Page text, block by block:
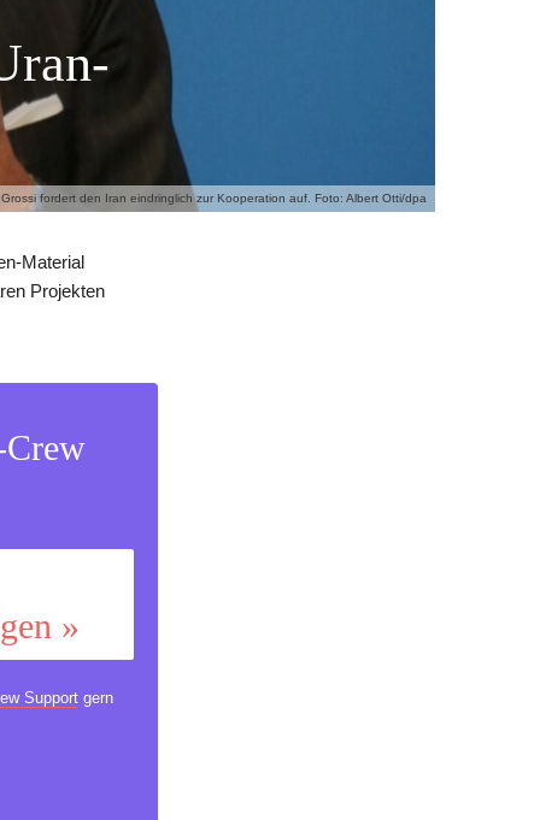
Grossi fordert den Iran eindringlich zur Kooperation auf. Foto: Albert Otti/dpa
Material
Projekten
»
Supportgern